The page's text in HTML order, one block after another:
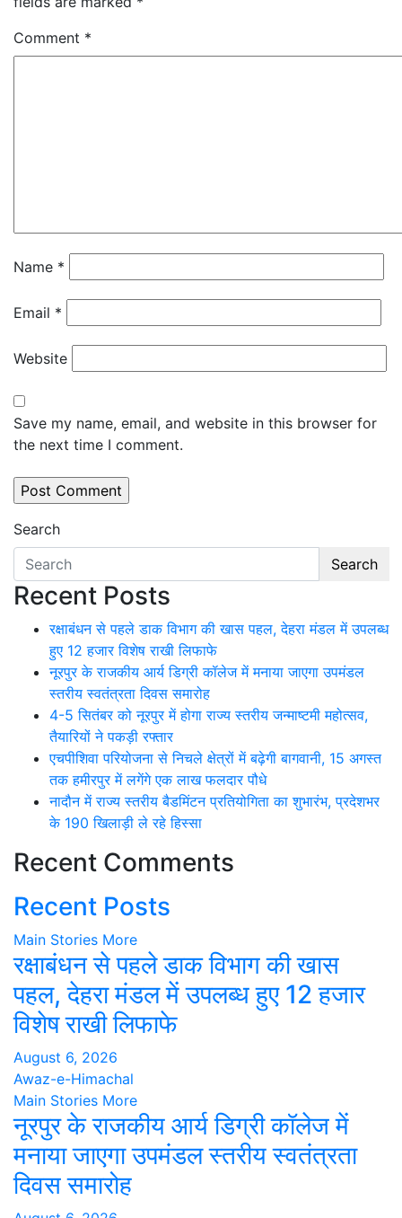
Comment *
Name *
Email *
Website
Save my name, email, and website in this browser for
the next time I comment.
Search
Search
Recent Posts
रक्षाबंधन से पहले डाक विभाग की खास पहल, देहरा मंडल में उपलब्ध
हुए 12 हजार विशेष राखी लिफाफे
नूरपुर के राजकीय आर्य डिग्री कॉलेज में मनाया जाएगा उपमंडल
स्तरीय स्वतंत्रता दिवस समारोह
4-5 सितंबर को नूरपुर में होगा राज्य स्तरीय जन्माष्टमी महोत्सव,
तैयारियों ने पकड़ी रफ्तार
एचपीशिवा परियोजना से निचले क्षेत्रों में बढ़ेगी बागवानी, 15 अगस्त
तक हमीरपुर में लगेंगे एक लाख फलदार पौधे
नादौन में राज्य स्तरीय बैडमिंटन प्रतियोगिता का शुभारंभ, प्रदेशभर
के 190 खिलाड़ी ले रहे हिस्सा
Recent Comments
Recent Posts
Main Stories More
रक्षाबंधन से पहले डाक विभाग की खास
पहल, देहरा मंडल में उपलब्ध हुए 12 हजार
विशेष राखी लिफाफे
August 6, 2026
Awaz-e-Himachal
Main Stories More
नूरपुर के राजकीय आर्य डिग्री कॉलेज में
मनाया जाएगा उपमंडल स्तरीय स्वतंत्रता
दिवस समारोह